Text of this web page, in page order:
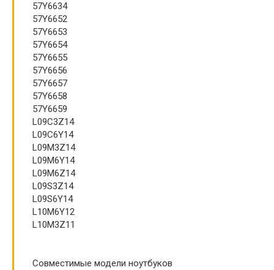
57Y6634
57Y6652
57Y6653
57Y6654
57Y6655
57Y6656
57Y6657
57Y6658
57Y6659
L09C3Z14
L09C6Y14
L09M3Z14
L09M6Y14
L09M6Z14
L09S3Z14
L09S6Y14
L10M6Y12
L10M3Z11
Совместимые модели ноутбуков